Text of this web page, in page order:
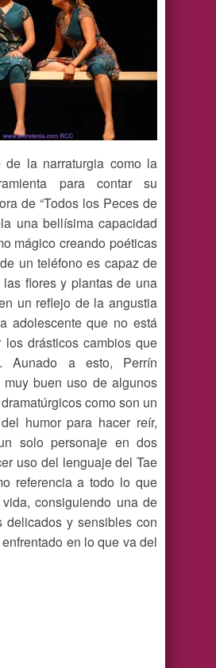
de la narraturgia como la
para contar su
de “Todos los Peces de
una bellísima capacidad
mágico creando poéticas
un teléfono es capaz de
flores y plantas de una
un reflejo de la angustia
adolescente que no está
los drásticos cambios que
Aunado a esto, Perrín
muy buen uso de algunos
como son un
humor para hacer reír,
solo personaje en dos
uso del lenguaje del Tae
referencia a todo lo que
consiguiendo una de
delicados y sensibles con
en lo que va del